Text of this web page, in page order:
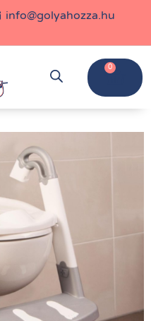
info@golyahozza.hu
0